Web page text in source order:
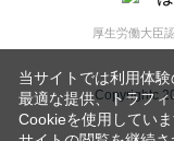
厚生労働大臣
Copyrightc
当サイトでは利用体
最適な提供、トラフ
Cookieを使用してい